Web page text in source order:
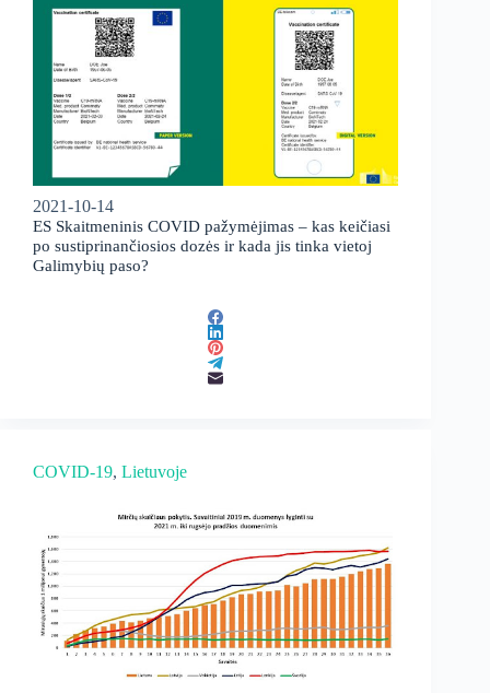
2021-10-14
ES Skaitmeninis COVID pažymėjimas – kas keičiasi
po sustiprinančiosios dozės ir kada jis tinka vietoj
Galimybių paso?
COVID-19, Lietuvoje